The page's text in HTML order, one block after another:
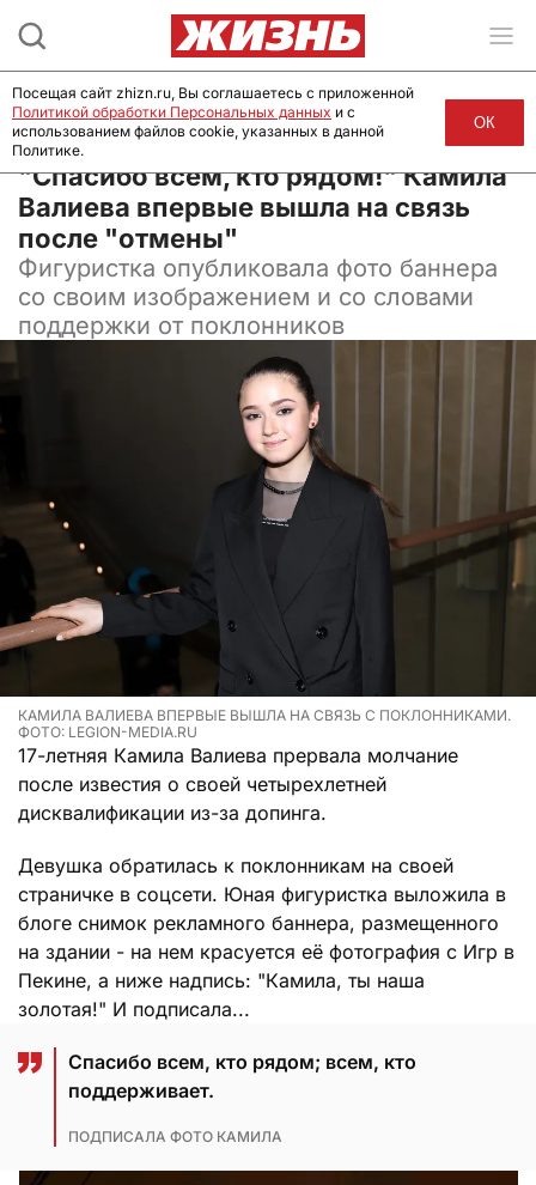
03 февраля 2024, 16:00
"Спасибо всем, кто рядом!" Камила
Валиева впервые вышла на связь
после "отмены"
Фигуристка опубликовала фото баннера
со своим изображением и со словами
поддержки от поклонников
КАМИЛА ВАЛИЕВА ВПЕРВЫЕ ВЫШЛА НА СВЯЗЬ С ПОКЛОННИКАМИ.
ФОТО: LEGION-MEDIA.RU
17-летняя Камила Валиева прервала молчание
после известия о своей четырехлетней
дисквалификации из-за допинга.
Девушка обратилась к поклонникам на своей
страничке в соцсети. Юная фигуристка выложила в
блоге снимок рекламного баннера, размещенного
на здании - на нем красуется её фотография с Игр в
Пекине, а ниже надпись: "Камила, ты наша
золотая!" И подписала...
Спасибо всем, кто рядом; всем, кто
поддерживает.
ПОДПИСАЛА ФОТО КАМИЛА
Посещая сайт zhizn.ru, Вы соглашаетесь с приложенной
Политикой обработки Персональных данных и с
использованием файлов cookie, указанных в данной
Политике.
ОК